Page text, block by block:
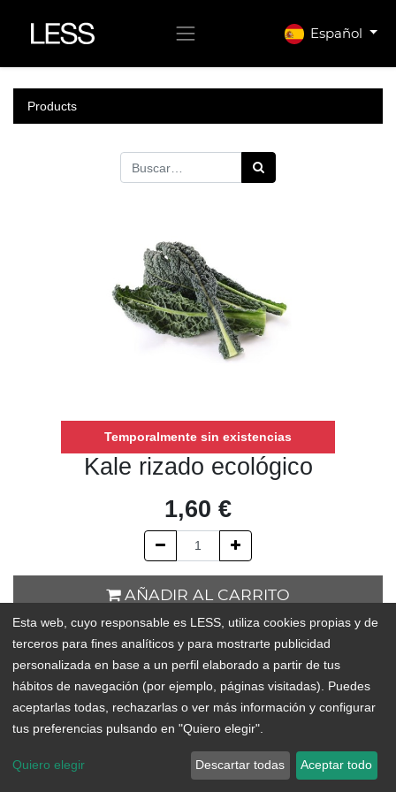
Español
Products
Temporalmente sin existencias
Kale rizado ecológico
1,60 €
AÑADIR AL CARRITO
Temporalmente sin existencias
Add to Wishlist
Esta web, cuyo responsable es LESS, utiliza cookies propias y de
terceros para fines analíticos y para mostrarte publicidad
personalizada en base a un perfil elaborado a partir de tus
hábitos de navegación (por ejemplo, páginas visitadas). Puedes
aceptarlas todas, rechazarlas o ver más información y configurar
tus preferencias pulsando en "Quiero elegir".
Quiero elegir Descartar todas Aceptar todo